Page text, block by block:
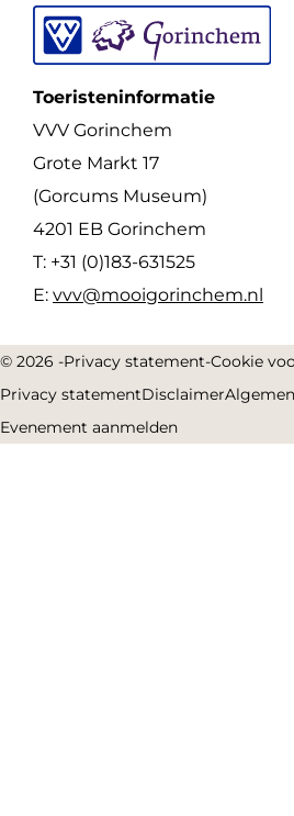
Toeristeninformatie
VVV Gorinchem
Grote Markt 17
(Gorcums Museum)
4201 EB Gorinchem
T: +31 (0)183-631525
E: vvv@mooigorinchem.nl
© 2026 -Privacy statement-Cookie
Privacy statementDisclaimer
Evenement aanmelden